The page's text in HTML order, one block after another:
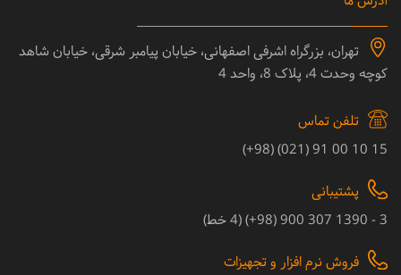
تهران، بزرگراه اشرفی اصفهانی، خیابان پیامبر شرقی، خیابان شاهد
کوچه وحدت 4، پلاک 8، واحد 4
تلفن تماس
15 10 00 91 (021) (98+)
پشتیبانی
3 - 1390 307 900 (98+) (4 خط)
فروش نرم افزار و تجهیزات